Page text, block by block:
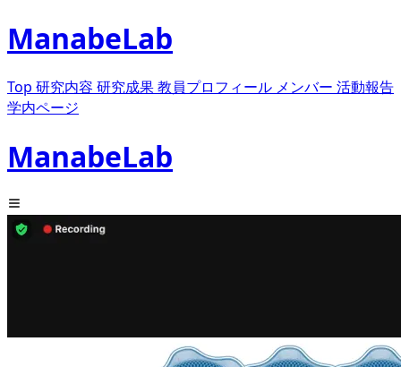
ManabeLab
Top 研究内容 研究成果教員プロフィール メンバー 活動報告
学内ページ
ManabeLab